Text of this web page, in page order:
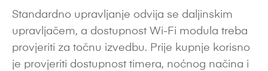
Standardno upravljanje odvija se daljinskim
upravljačem, a dostupnost Wi-Fi modula treba
provjeriti za točnu izvedbu. Prije kupnje korisno
je provjeriti dostupnost timera, noćnog načina i